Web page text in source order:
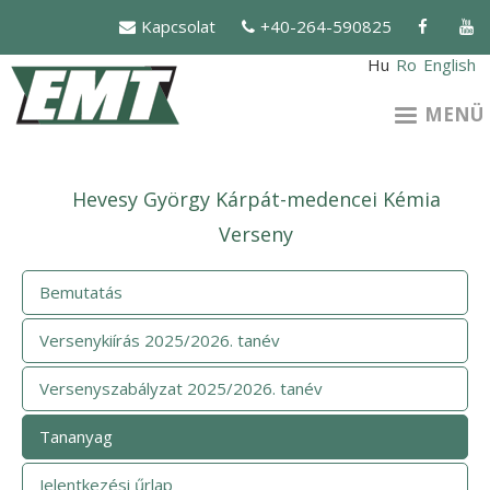
tartalomra
Kapcsolat
+40-264-590825
Hu Ro English
MENÜ
Hevesy György Kárpát-medencei Kémia
Verseny
Bemutatás
Versenykiírás 2025/2026. tanév
Versenyszabályzat 2025/2026. tanév
Tananyag
Jelentkezési űrlap